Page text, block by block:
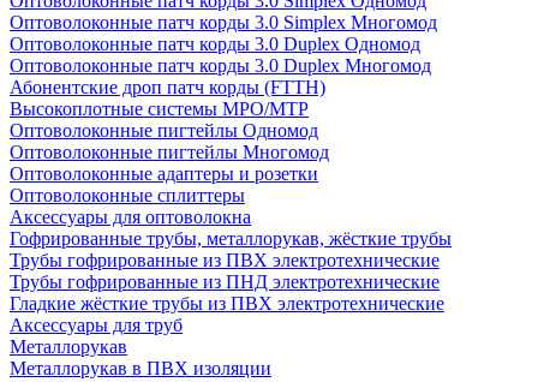
Оптоволоконные патч корды 3.0 Simplex Многомод
Оптоволоконные патч корды 3.0 Duplex Одномод
Оптоволоконные патч корды 3.0 Duplex Многомод
Абонентские дроп патч корды (FTTH)
Высокоплотные системы MPO/MTP
Оптоволоконные пигтейлы Одномод
Оптоволоконные пигтейлы Многомод
Оптоволоконные адаптеры и розетки
Оптоволоконные сплиттеры
Аксессуары для оптоволокна
Гофрированные трубы, металлорукав, жёсткие трубы
Трубы гофрированные из ПВХ электротехнические
Трубы гофрированные из ПНД электротехнические
Гладкие жёсткие трубы из ПВХ электротехнические
Аксессуары для труб
Металлорукав
Металлорукав в ПВХ изоляции